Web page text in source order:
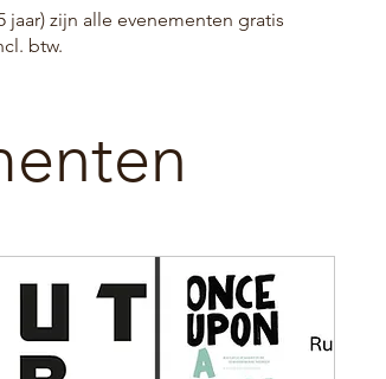
zijn alle evenementen gratis
btw.